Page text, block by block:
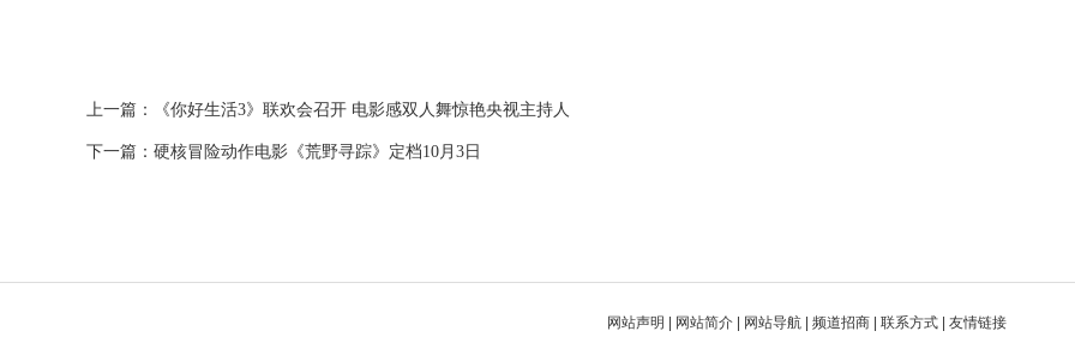
上一篇： 《你好生活3》联欢会召开 电影感双人舞惊艳央视主持人
下一篇： 硬核冒险动作电影《荒野寻踪》定档10月3日
网站声明 网站简介| 网站导航| 频道招商| 联系方式| 友情链接